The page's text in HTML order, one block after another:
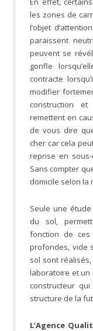
les zones de
l’objet
paraissent
peuvent se
gonfle
contracte
modifier
construction
remettent en
de vous dire
cher car cela
reprise en
Sans compter
domicile selon la
Seule une
du sol,
fonction de
profondes, vide
sol sont
laboratoire et un
constructeur
structure de la
L’Agence